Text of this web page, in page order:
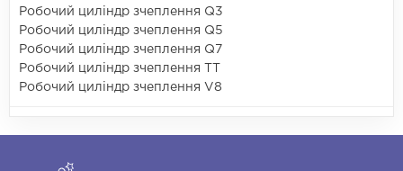
Робочий циліндр зчеплення Q3
Робочий циліндр зчеплення Q5
Робочий циліндр зчеплення Q7
Робочий циліндр зчеплення TT
Робочий циліндр зчеплення V8